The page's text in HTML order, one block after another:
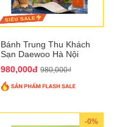
Bánh Trung Thu Khách
Sạn Daewoo Hà Nội
QTTT31
980,000đ 980,000₫
-0%